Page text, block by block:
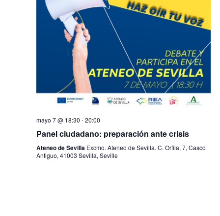
mayo 7 @ 18:30 -20:00
Panel ciudadano: preparación ante crisis
Ateneo de Sevilla Excmo. Ateneo de Sevilla. C. Orfila, 7, Casco
Antiguo, 41003 Sevilla, Seville